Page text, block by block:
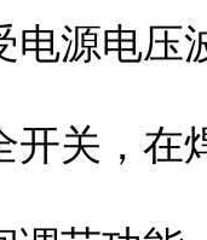
电源电压
开关，